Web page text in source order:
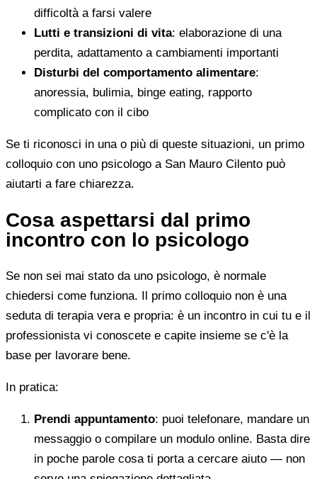
difficoltà a farsi valere
Lutti e transizioni di vita: elaborazione di una
perdita, adattamento a cambiamenti importanti
Disturbi del comportamento alimentare:
anoressia, bulimia, binge eating, rapporto
complicato con il cibo
Se ti riconosci in una o più di queste situazioni, un primo
colloquio con uno psicologo a San Mauro Cilento può
aiutarti a fare chiarezza.
Cosa aspettarsi dal primo
incontro con lo psicologo
Se non sei mai stato da uno psicologo, è normale
chiedersi come funziona. Il primo colloquio non è una
seduta di terapia vera e propria: è un incontro in cui tu e il
professionista vi conoscete e capite insieme se c'è la
base per lavorare bene.
In pratica:
Prendi appuntamento: puoi telefonare, mandare un
messaggio o compilare un modulo online. Basta dire
in poche parole cosa ti porta a cercare aiuto — non